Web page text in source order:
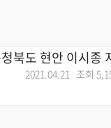
북도 현안 이시종
2021.04.21 조회